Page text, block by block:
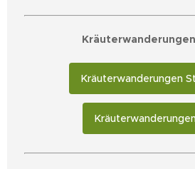
🌿
Kräuterwanderungen